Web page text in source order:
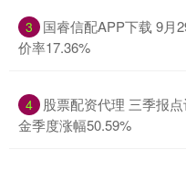
3
国睿信配APP下载 9月
价率17.36%
4 股票配资代理 三季报
金季度涨幅50.59%